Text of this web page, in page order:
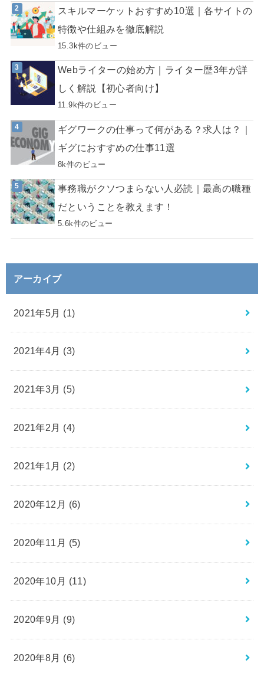
スキルマーケットおすすめ10選｜各サイトの
特徴や仕組みを徹底解説
15.3k件のビュー
Webライターの始め方｜ライター歴3年が詳
しく解説【初心者向け】
11.9k件のビュー
ギグワークの仕事って何がある？求人は？｜
ギグにおすすめの仕事11選
8k件のビュー
事務職がクソつまらない人必読｜最高の職種
だということを教えます！
5.6k件のビュー
アーカイブ
2021年5月 (1)
2021年4月 (3)
2021年3月 (5)
2021年2月 (4)
2021年1月 (2)
2020年12月 (6)
2020年11月 (5)
2020年10月 (11)
2020年9月 (9)
2020年8月 (6)